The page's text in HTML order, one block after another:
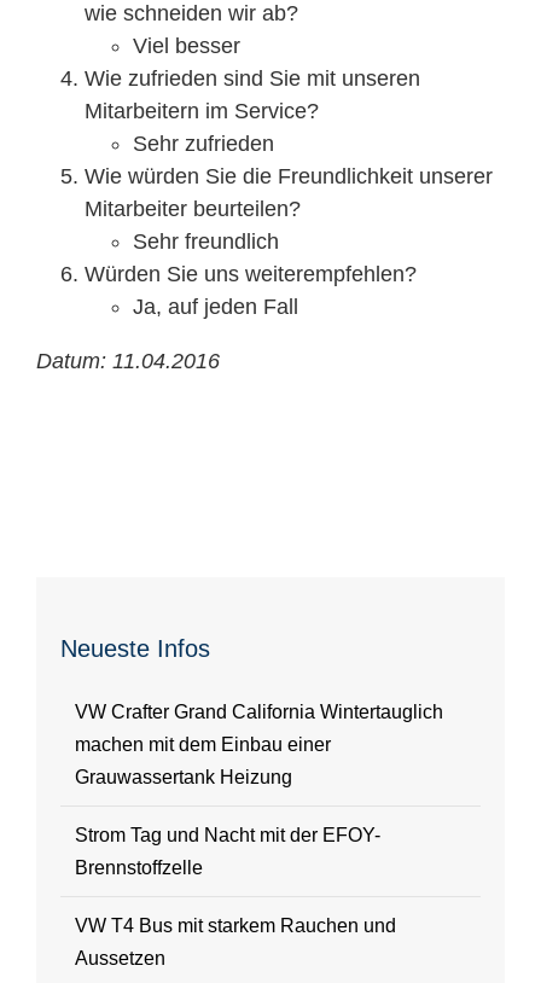
wie schneiden wir ab?
Viel besser
Wie zufrieden sind Sie mit unseren
Mitarbeitern im Service?
Sehr zufrieden
Wie würden Sie die Freundlichkeit unserer
Mitarbeiter beurteilen?
Sehr freundlich
Würden Sie uns weiterempfehlen?
Ja, auf jeden Fall
Datum: 11.04.2016
Neueste Infos
VW Crafter Grand California Wintertauglich
machen mit dem Einbau einer
Grauwassertank Heizung
Strom Tag und Nacht mit der EFOY-
Brennstoffzelle
VW T4 Bus mit starkem Rauchen und
Aussetzen